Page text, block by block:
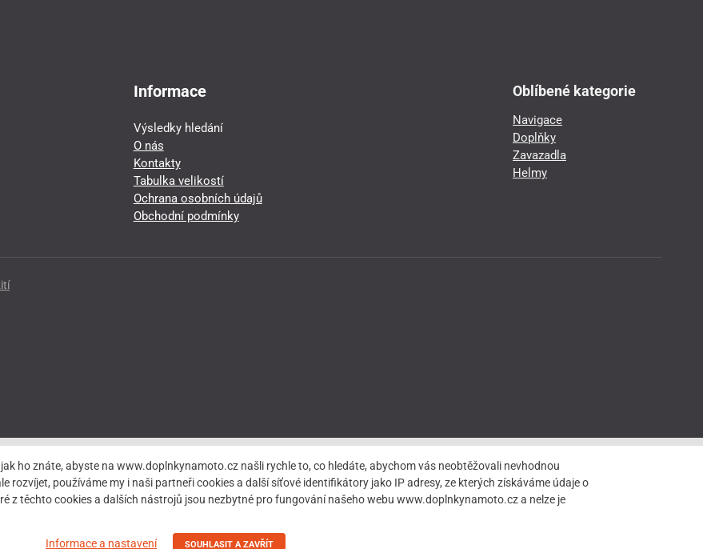
Informace
Výsledky hledání
O nás
Kontakty
Tabulka velikostí
Ochrana osobních údajů
Obchodní podmínky
Oblíbené kategorie
Navigace
Doplňky
Zavazadla
Helmy
ho znáte, abyste na www.doplnkynamoto.cz našli rychle to, co hledáte, abychom vás neobtěžovali nevhodnou
rozvíjet, používáme my i naši partneři cookies a další síťové identifikátory jako IP adresy, ze kterých získáváme údaje o
z těchto cookies a dalších nástrojů jsou nezbytné pro fungování našeho webu www.doplnkynamoto.cz a nelze je
Informace a nastavení SOUHLASIT A ZAVŘÍT